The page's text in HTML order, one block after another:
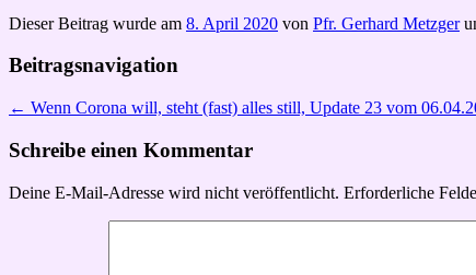
Dieser Beitrag wurde am 8. April 2020 von Pfr. Gerhard Metzger
Beitragsnavigation
← Wenn Corona will, steht (fast) alles still, Update 23 vom
Schreibe einen Kommentar
Deine E-Mail-Adresse wird nicht veröffentlicht. Erforderliche